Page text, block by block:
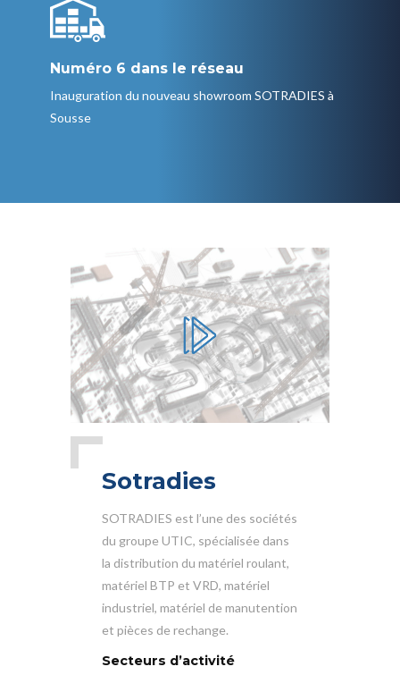
Numéro 6 dans le réseau
Inauguration du nouveau showroom SOTRADIES à
Sousse
Sotradies
SOTRADIES est l’une des sociétés
du groupe UTIC, spécialisée dans
la distribution du matériel roulant,
matériel BTP et VRD, matériel
industriel, matériel de manutention
et pièces de rechange.
Secteurs d’activité